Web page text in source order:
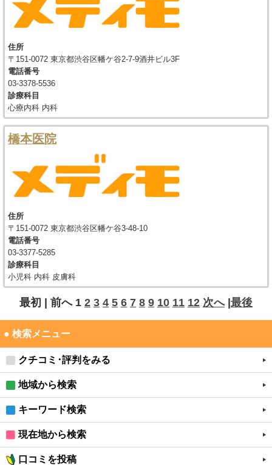
住所
〒151-0072 東京都渋谷区幡ケ谷2-7-9酒井ビル3F
電話番号
03-3378-5536
診療科目
心療内科 内科
橋本医院
住所
〒151-0072 東京都渋谷区幡ケ谷3-48-10
電話番号
03-3377-5285
診療科目
小児科 内科 皮膚科
最初 | 前へ 1 2 3 4 5 6 7 8 9 10 11 12 次へ|最後
● 検索メニュー
クチコミ･評判をみる
地域から検索
キーワード検索
現在地から検索
口コミを投稿